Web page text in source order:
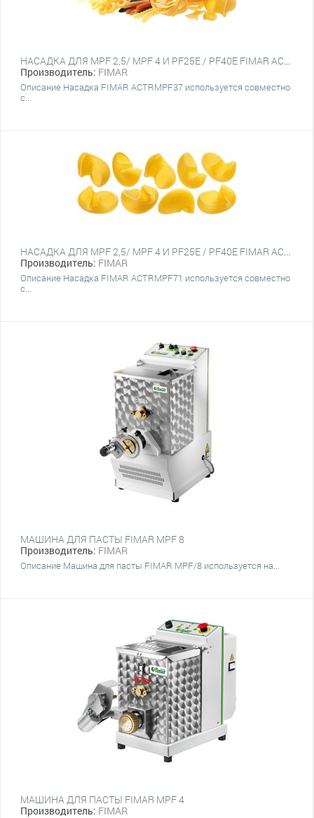
НАСАДКА ДЛЯ MPF 2,5/ MPF 4 И PF25E / PF40E FIMAR ACTRMPF37
Производитель: FIMAR
Описание Насадка FIMAR ACTRMPF37 используется совместно
с...
НАСАДКА ДЛЯ MPF 2,5/ MPF 4 И PF25E / PF40E FIMAR ACTRMPF71
Производитель: FIMAR
Описание Насадка FIMAR ACTRMPF71 используется совместно
с...
МАШИНА ДЛЯ ПАСТЫ FIMAR MPF 8
Производитель: FIMAR
Описание Машина для пасты FIMAR MPF/8 используется на...
МАШИНА ДЛЯ ПАСТЫ FIMAR MPF 4
Производитель: FIMAR